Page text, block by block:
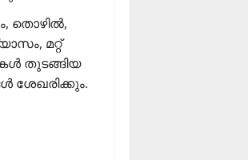
തൊഴില്‍,
മറ്റ്
തുടങ്ങിയ
ശേഖരിക്കും.